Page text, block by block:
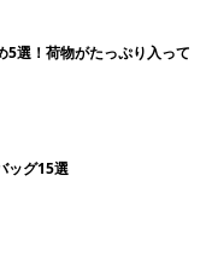
5選！荷物がたっぷり入って
ッグ15選